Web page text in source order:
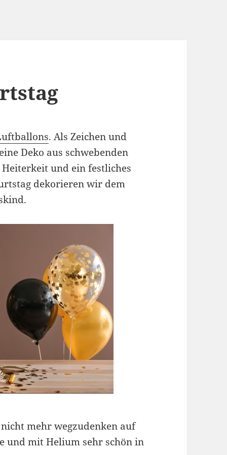
. Als Zeichen und
Deko aus schwebenden
und ein festliches
dekorieren wir dem
mehr wegzudenken auf
und mit Helium sehr schön in